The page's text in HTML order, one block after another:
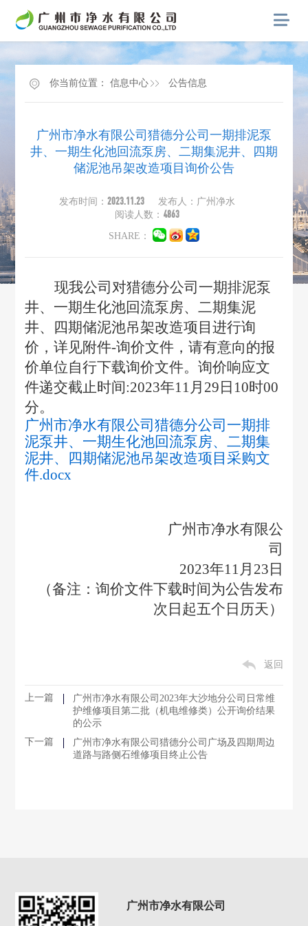
你当前位置： 信息中心 公告信息
广州市净水有限公司猎德分公司一期排泥泵
井、一期生化池回流泵房、二期集泥井、四期
储泥池吊架改造项目询价公告
发布时间： 2023.11.23
发布人：广州净水
阅读人数： 4863
SHARE：
现我公司对猎德分公司一期排泥泵
井、一期生化池回流泵房、二期集泥
井、四期储泥池吊架改造项目进行询
价，详见附件-询价文件，请有意向的报
价单位自行下载询价文件。询价响应文
件递交截止时间:2023年11月29日10时00
分。
广州市净水有限公司猎德分公司一期排
泥泵井、一期生化池回流泵房、二期集
泥井、四期储泥池吊架改造项目采购文
件.docx
广州市净水有限公
司
2023年11月23日
（备注：询价文件下载时间为公告发布
次日起五个日历天）
返回
上一篇
广州市净水有限公司2023年大沙地分公司日常维
护维修项目第二批（机电维修类）公开询价结果
的公示
下一篇
广州市净水有限公司猎德分公司广场及四期周边
道路与路侧石维修项目终止公告
广州市净水有限公司